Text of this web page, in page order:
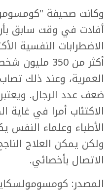
وكانت صحيفة
أفادت في وقت سابق
الاضطرابات النفسية
أكثر من 350
العمرية، وعند ذلك
ضعف عدد الرجال.
الاكتئاب أمرا في
الأطباء وعلماء النفس
ولكن يمكن العلاج
الاتصال بأخصائي.
المصدر: